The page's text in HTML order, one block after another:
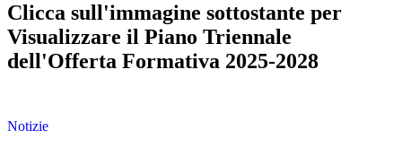
Clicca sull'immagine sottostante per
Visualizzare il Piano Triennale
dell'Offerta Formativa 2025-2028
Notizie